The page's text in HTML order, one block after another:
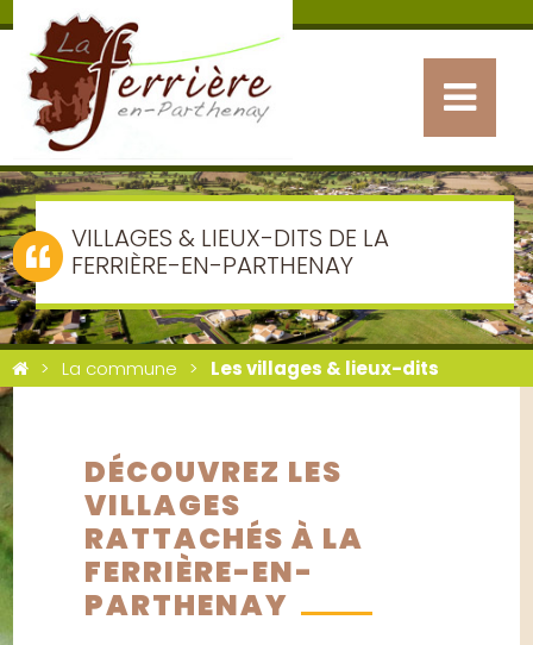
VILLAGES & LIEUX-DITS DE LA
FERRIÈRE-EN-PARTHENAY
La commune Les villages & lieux-dits
DÉCOUVREZ LES
VILLAGES
RATTACHÉS À LA
FERRIÈRE-EN-
PARTHENAY